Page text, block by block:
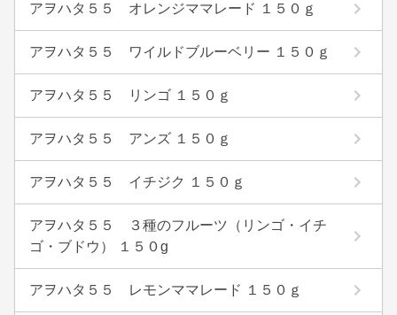
アヲハタ５５ オレンジママレード １５０ｇ
アヲハタ５５ ワイルドブルーベリー １５０ｇ
アヲハタ５５ リンゴ １５０ｇ
アヲハタ５５ アンズ １５０ｇ
アヲハタ５５ イチジク １５０ｇ
アヲハタ５５ ３種のフルーツ（リンゴ・イチ
ゴ・ブドウ） １５０g
アヲハタ５５ レモンママレード １５０ｇ